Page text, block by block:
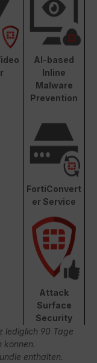
AI-based
Inline
Malware
Prevention
FortiConvert
er Service
Attack
Surface
Security
lediglich 90 Tage
können.
enthalten.